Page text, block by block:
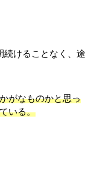
続けることなく、途
がなものかと思っ
いる。